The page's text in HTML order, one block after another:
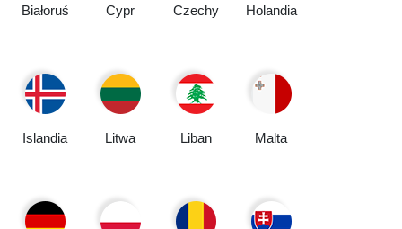
Białoruś Cypr Czechy Holandia
Islandia Litwa Liban Malta